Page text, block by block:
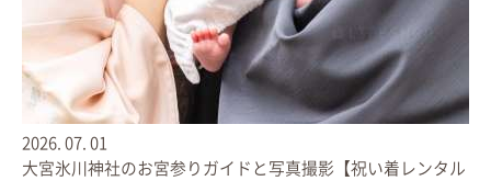
2026. 07. 01
大宮氷川神社のお宮参りガイドと写真撮影【祝い着レンタル